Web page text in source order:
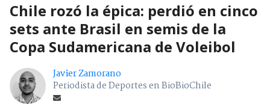
Chile rozó la épica: perdió en cinco
sets ante Brasil en semis de la
Copa Sudamericana de Voleibol
Javier Zamorano
Periodista de Deportes en BioBioChile